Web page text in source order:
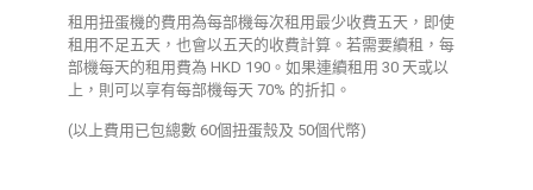
租用扭蛋機的費用為每部機每次租用最少收費五天，即使
租用不足五天，也會以五天的收費計算。若需要續租，每
部機每天的租用費為 HKD 190。如果連續租用 30 天或以
上，則可以享有每部機每天 70% 的折扣。
(以上費用已包總數 60個扭蛋殼及 50個代幣)